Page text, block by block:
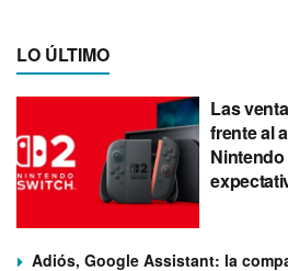
LO ÚLTIMO
Las
frente al
Adiós, Google Assistant: la